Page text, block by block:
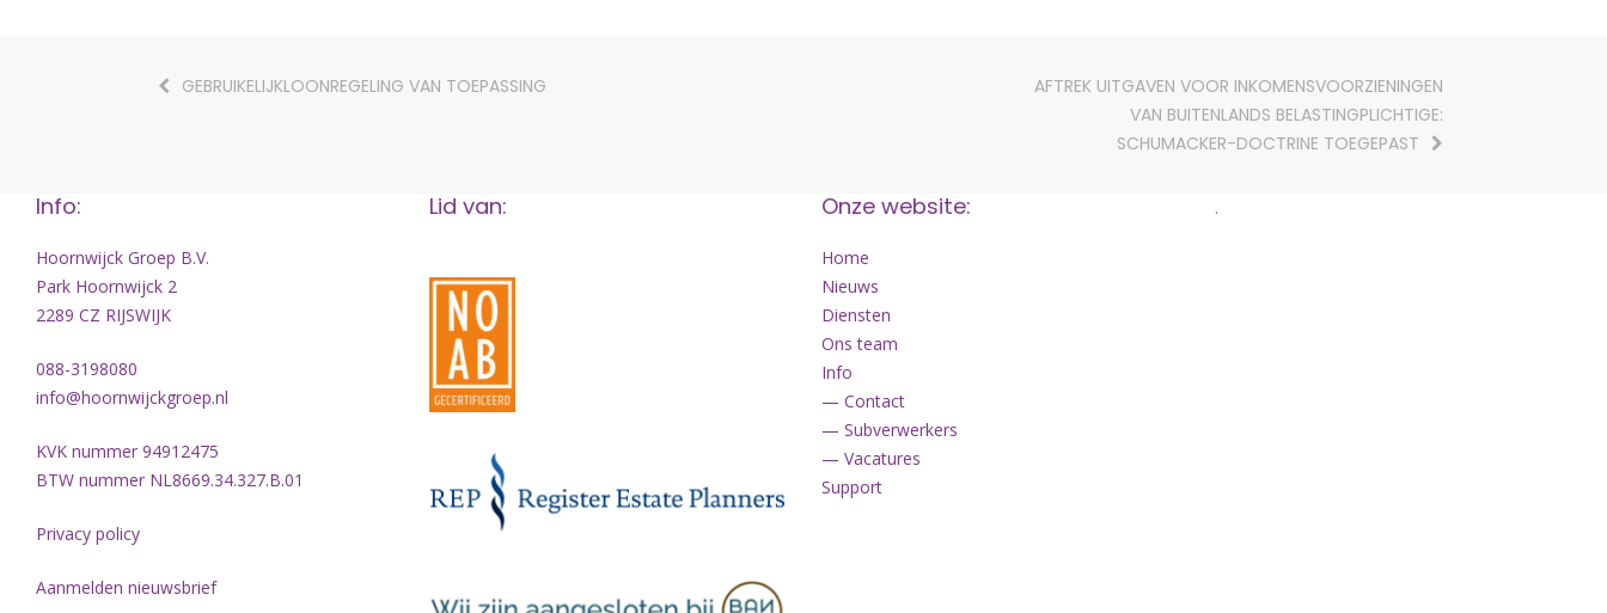
GEBRUIKELIJKLOONREGELING VAN TOEPASSING
AFTREK UITGAVEN VOOR INKOMENSVOORZIENINGEN
VAN BUITENLANDS BELASTINGPLICHTIGE:
SCHUMACKER-DOCTRINE TOEGEPAST
Info:
Hoornwijck Groep B.V.
Park Hoornwijck 2
2289 CZ RIJSWIJK
088-3198080
info@hoornwijckgroep.nl
KVK nummer 94912475
BTW nummer NL8669.34.327.B.01
Privacy policy
Aanmelden nieuwsbrief
Lid van: Onze website:
Home
Nieuws
Diensten
Ons team
Info
— Contact
— Subverwerkers
— Vacatures
Support
.